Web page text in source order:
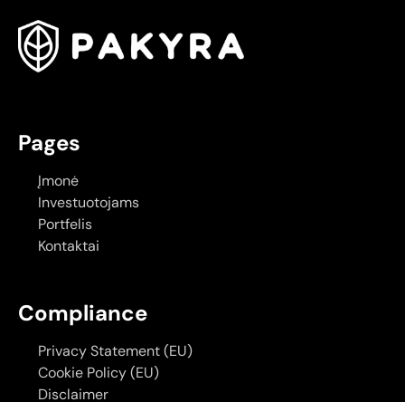
Pages
Įmonė
Investuotojams
Portfelis
Kontaktai
Compliance
Privacy Statement (EU)
Cookie Policy (EU)
Disclaimer